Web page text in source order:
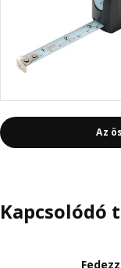
Az
Kapcsolódó